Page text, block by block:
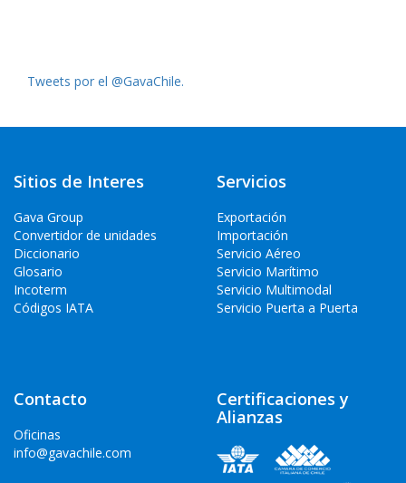
Tweets por el @GavaChile.
Sitios de Interes
Gava Group
Convertidor de unidades
Diccionario
Glosario
Incoterm
Códigos IATA
Servicios
Exportación
Importación
Servicio Aéreo
Servicio Marítimo
Servicio Multimodal
Servicio Puerta a Puerta
Contacto
Oficinas
info@gavachile.com
Certificaciones y
Alianzas